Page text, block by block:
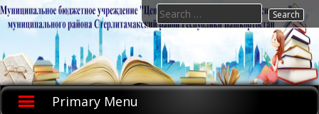
Skip
to
Primary Menu
Search
for: